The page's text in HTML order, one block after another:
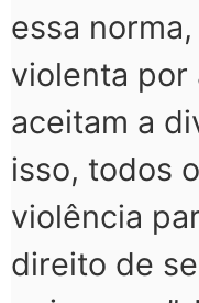
essa
violenta por
aceitam a
isso, todos
violência
direito de